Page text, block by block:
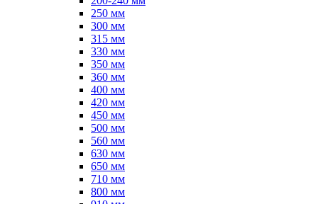
250 мм
300 мм
315 мм
330 мм
350 мм
360 мм
400 мм
420 мм
450 мм
500 мм
560 мм
630 мм
650 мм
710 мм
800 мм